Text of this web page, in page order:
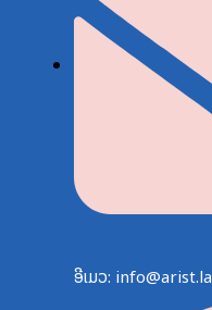
ອີເມວ: info@arist.la